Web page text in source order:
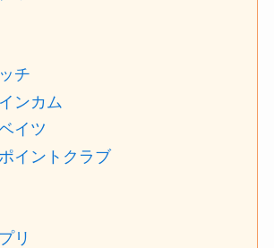
チ
ンカム
イツ
イントクラブ
リ